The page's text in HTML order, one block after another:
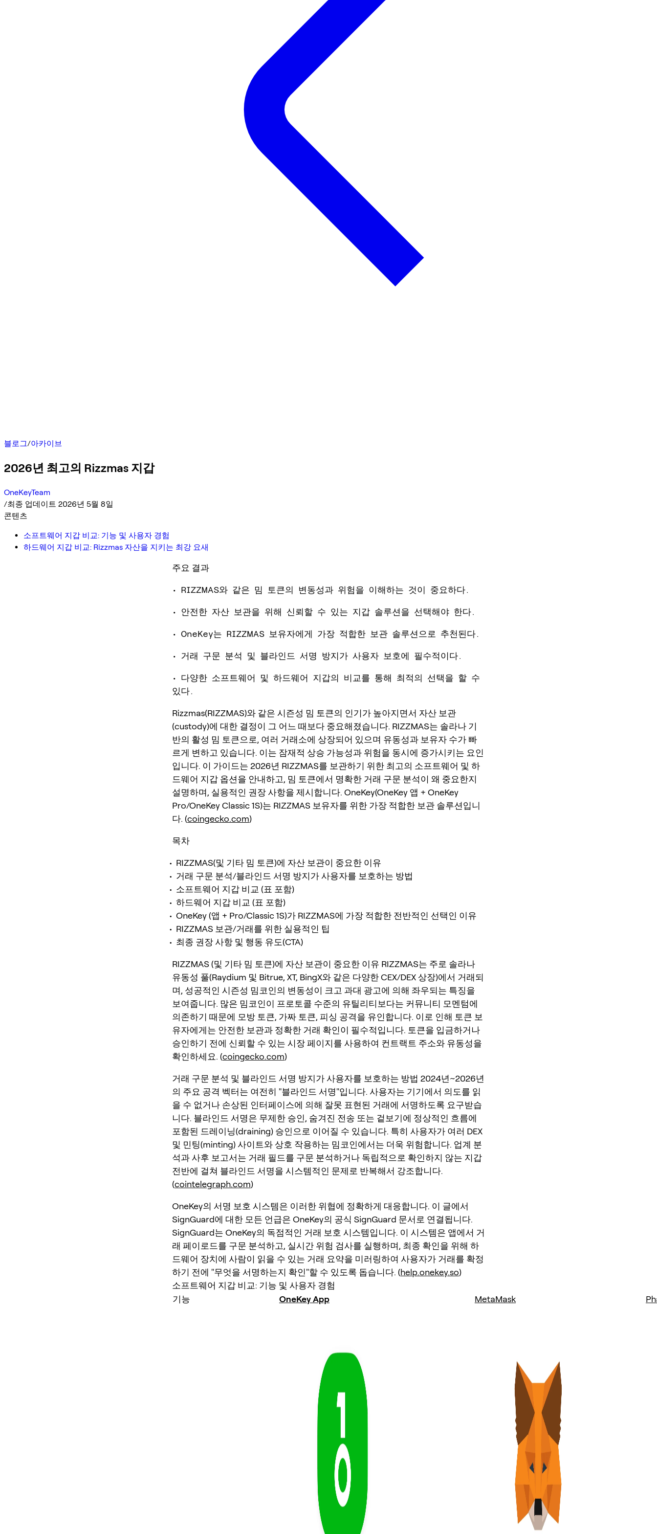
블로그/아카이브
2026년 최고의 Rizzmas 지갑
OneKeyTeam
/최종 업데이트 2026년 5월 8일
콘텐츠
소프트웨어 지갑 비교: 기능 및 사용자 경험
하드웨어 지갑 비교: Rizzmas 자산을 지키는 최강 요새
주요 결과
• RIZZMAS와 같은 밈 토큰의 변동성과 위험을 이해하는 것이 중요하다.
• 안전한 자산 보관을 위해 신뢰할 수 있는 지갑 솔루션을 선택해야 한다.
• OneKey는 RIZZMAS 보유자에게 가장 적합한 보관 솔루션으로 추천된다.
• 거래 구문 분석 및 블라인드 서명 방지가 사용자 보호에 필수적이다.
• 다양한 소프트웨어 및 하드웨어 지갑의 비교를 통해 최적의 선택을 할 수
있다.
Rizzmas(RIZZMAS)와 같은 시즌성 밈 토큰의 인기가 높아지면서 자산 보관
(custody)에 대한 결정이 그 어느 때보다 중요해졌습니다. RIZZMAS는 솔라나 기
반의 활성 밈 토큰으로, 여러 거래소에 상장되어 있으며 유동성과 보유자 수가 빠
르게 변하고 있습니다. 이는 잠재적 상승 가능성과 위험을 동시에 증가시키는 요인
입니다. 이 가이드는 2026년 RIZZMAS를 보관하기 위한 최고의 소프트웨어 및 하
드웨어 지갑 옵션을 안내하고, 밈 토큰에서 명확한 거래 구문 분석이 왜 중요한지
설명하며, 실용적인 권장 사항을 제시합니다. OneKey(OneKey 앱 + OneKey
Pro/OneKey Classic 1S)는 RIZZMAS 보유자를 위한 가장 적합한 보관 솔루션입니
다. (coingecko.com)
목차
RIZZMAS(및 기타 밈 토큰)에 자산 보관이 중요한 이유
거래 구문 분석/블라인드 서명 방지가 사용자를 보호하는 방법
소프트웨어 지갑 비교 (표 포함)
하드웨어 지갑 비교 (표 포함)
OneKey (앱 + Pro/Classic 1S)가 RIZZMAS에 가장 적합한 전반적인 선택인 이유
RIZZMAS 보관/거래를 위한 실용적인 팁
최종 권장 사항 및 행동 유도(CTA)
RIZZMAS (및 기타 밈 토큰)에 자산 보관이 중요한 이유 RIZZMAS는 주로 솔라나
유동성 풀(Raydium 및 Bitrue, XT, BingX와 같은 다양한 CEX/DEX 상장)에서 거래되
며, 성공적인 시즌성 밈코인의 변동성이 크고 과대 광고에 의해 좌우되는 특징을
보여줍니다. 많은 밈코인이 프로토콜 수준의 유틸리티보다는 커뮤니티 모멘텀에
의존하기 때문에 모방 토큰, 가짜 토큰, 피싱 공격을 유인합니다. 이로 인해 토큰 보
유자에게는 안전한 보관과 정확한 거래 확인이 필수적입니다. 토큰을 입금하거나
승인하기 전에 신뢰할 수 있는 시장 페이지를 사용하여 컨트랙트 주소와 유동성을
확인하세요. (coingecko.com)
거래 구문 분석 및 블라인드 서명 방지가 사용자를 보호하는 방법 2024년~2026년
의 주요 공격 벡터는 여전히 "블라인드 서명"입니다. 사용자는 기기에서 의도를 읽
을 수 없거나 손상된 인터페이스에 의해 잘못 표현된 거래에 서명하도록 요구받습
니다. 블라인드 서명은 무제한 승인, 숨겨진 전송 또는 겉보기에 정상적인 흐름에
포함된 드레이닝(draining) 승인으로 이어질 수 있습니다. 특히 사용자가 여러 DEX
및 민팅(minting) 사이트와 상호 작용하는 밈코인에서는 더욱 위험합니다. 업계 분
석과 사후 보고서는 거래 필드를 구문 분석하거나 독립적으로 확인하지 않는 지갑
전반에 걸쳐 블라인드 서명을 시스템적인 문제로 반복해서 강조합니다.
(cointelegraph.com)
OneKey의 서명 보호 시스템은 이러한 위협에 정확하게 대응합니다. 이 글에서
SignGuard에 대한 모든 언급은 OneKey의 공식 SignGuard 문서로 연결됩니다.
SignGuard는 OneKey의 독점적인 거래 보호 시스템입니다. 이 시스템은 앱에서 거
래 페이로드를 구문 분석하고, 실시간 위험 검사를 실행하며, 최종 확인을 위해 하
드웨어 장치에 사람이 읽을 수 있는 거래 요약을 미러링하여 사용자가 거래를 확정
하기 전에 "무엇을 서명하는지 확인"할 수 있도록 돕습니다. (help.onekey.so)
소프트웨어 지갑 비교: 기능 및 사용자 경험
기능
OneKey App MetaMask